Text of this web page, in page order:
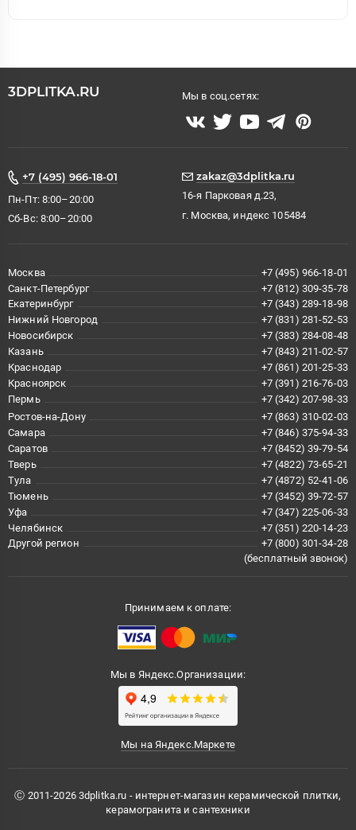
3DPLITKA.RU Мы в соц.сетях:
+7 (495) 966-18-01
Пн-Пт: 8:00–20:00
Сб-Вс: 8:00–20:00
zakaz@3dplitka.ru
16-я Парковая д.23,
г. Москва, индекс 105484
Москва
+7 (495) 966-18-01
Санкт-Петербург
+7 (812) 309-35-78
Екатеринбург
+7 (343) 289-18-98
Нижний Новгород
+7 (831) 281-52-53
Новосибирск
+7 (383) 284-08-48
Казань
+7 (843) 211-02-57
Краснодар
+7 (861) 201-25-33
Красноярск
+7 (391) 216-76-03
Пермь
+7 (342) 207-98-33
Ростов-на-Дону
+7 (863) 310-02-03
Самара
+7 (846) 375-94-33
Саратов
+7 (8452) 39-79-54
Тверь
+7 (4822) 73-65-21
Тула
+7 (4872) 52-41-06
Тюмень
+7 (3452) 39-72-57
Уфа
+7 (347) 225-06-33
Челябинск
+7 (351) 220-14-23
Другой регион
+7 (800) 301-34-28
(бесплатный звонок)
Принимаем к оплате:
Мы в Яндекс.Организации:
Мы на Яндекс.Маркете
Ⓒ 2011-2026 3dplitka.ru - интернет-магазин керамической плитки,
керамогранита и сантехники